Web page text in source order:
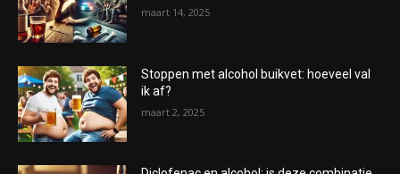
maart 14, 2025
Stoppen met alcohol buikvet: hoeveel val
ik af?
maart 2, 2025